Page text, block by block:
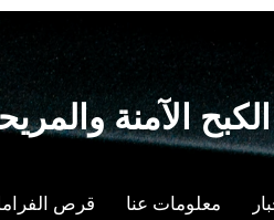
الآمنة
قرص معلومات عنا